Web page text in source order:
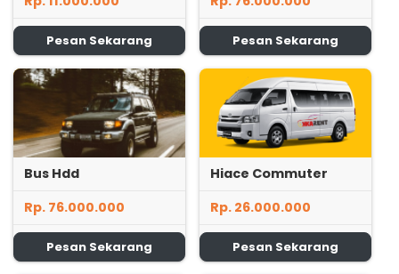
Pesan Sekarang Pesan Sekarang
Bus Hdd
Rp. 76.000.000
Pesan Sekarang
Hiace Commuter
Rp. 26.000.000
Pesan Sekarang